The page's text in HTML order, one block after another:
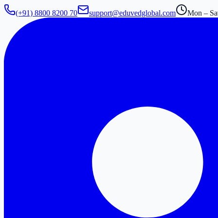
(+91) 8800 8200 70 support@eduvedglobal.com Mon –